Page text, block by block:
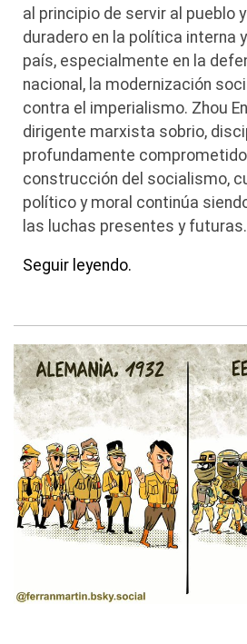
al principio de servir al pueblo
duradero en la política interna
país, especialmente en la
nacional, la modernización
contra el imperialismo. Zhou
dirigente marxista sobrio,
profundamente
construcción del socialismo,
político y moral continúa
las luchas presentes y futuras.
Seguir leyendo.